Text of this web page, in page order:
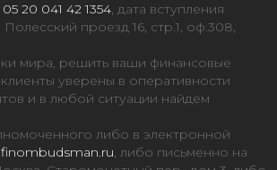
20 041 42 1354, дата вступления
проезд 16, стр.1, оф.308,
мира, решить ваши финансовые
уверены в оперативности
и в любой ситуации найдем
либо в электронной
finombudsman.ru, либо письменно на